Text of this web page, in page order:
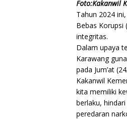
Foto:Kakanwil
Tahun 2024
Bebas Korupsi
integritas.
Dalam upaya
Karawang
pada Jum’at
Kakanwil
kita memiliki
berlaku,
peredaran